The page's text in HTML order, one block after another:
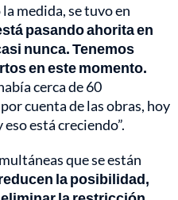
medida, se tuvo en
pasando ahorita en
nunca. Tenemos
en este momento.
cerca de 60
cuenta de las obras, hoy
está creciendo”.
que se están
la posibilidad,